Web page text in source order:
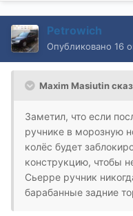
Petrowich
Опубликовано 16
Maxim Masiutin
Заметил, что если
ручнике в морозную
колёс будет
конструкцию, чтобы
Сьерре ручник
барабанные задние